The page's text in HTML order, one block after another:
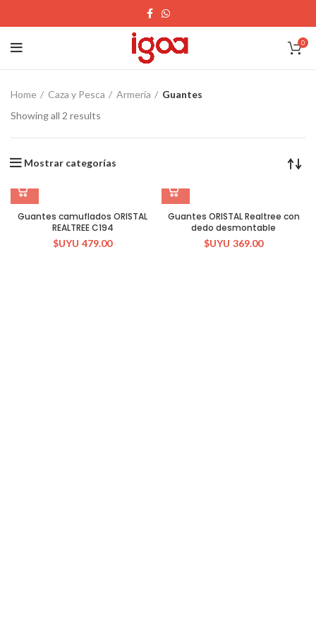
0
Home Caza y Pesca Armería
Guantes
Showing all 2 results
Mostrar categorías
Guantes camuflados ORISTAL
REALTREE C194
$UYU 479.00
Guantes ORISTAL Realtree con
dedo desmontable
$UYU 369.00